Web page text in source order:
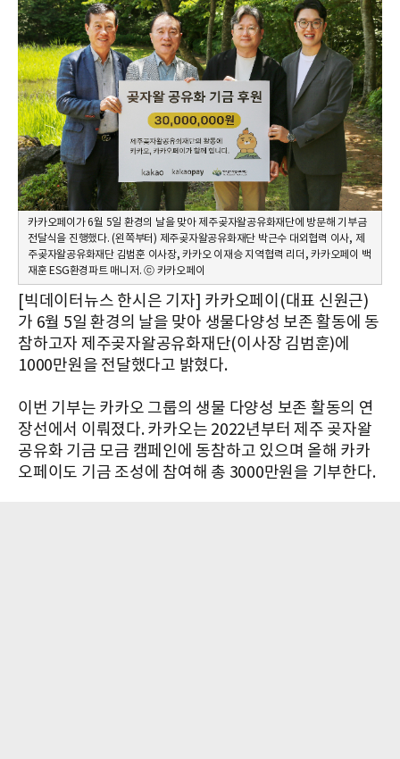
카카오페이가 6월 5일 환경의 날을 맞아 제주곶자왈공유화재단에 방문해 기부금
전달식을 진행했다. (왼쪽부터) 제주곶자왈공유화재단 박근수 대외협력 이사, 제
주곶자왈공유화재단 김범훈 이사장, 카카오 이재승 지역협력 리더, 카카오페이 백
재훈 ESG환경파트 매니저. ⓒ 카카오페이
[빅데이터뉴스 한시은 기자] 카카오페이(대표 신원근)
가 6월 5일 환경의 날을 맞아 생물다양성 보존 활동에 동
참하고자 제주곶자왈공유화재단(이사장 김범훈)에
1000만원을 전달했다고 밝혔다.
이번 기부는 카카오 그룹의 생물 다양성 보존 활동의 연
장선에서 이뤄졌다. 카카오는 2022년부터 제주 곶자왈
공유화 기금 모금 캠페인에 동참하고 있으며 올해 카카
오페이도 기금 조성에 참여해 총 3000만원을 기부한다.